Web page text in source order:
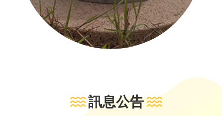
訊息公告